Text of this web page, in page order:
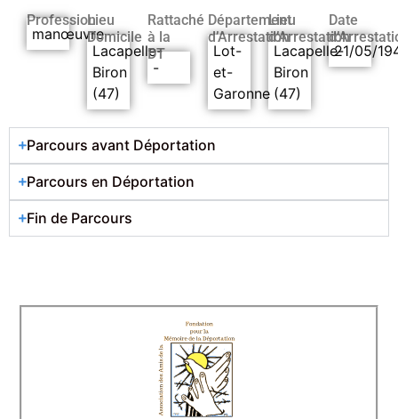
Profession
manœuvre
Lieu
Domicile
Lacapelle-
Biron
(47)
Rattaché
à la
DT
-
Département
d’Arrestation
Lot-
et-
Garonne
Lieu
d’Arrestation
Lacapelle-
Biron
(47)
Date
21/05/
Parcours avant Déportation
Parcours en Déportation
Fin de Parcours